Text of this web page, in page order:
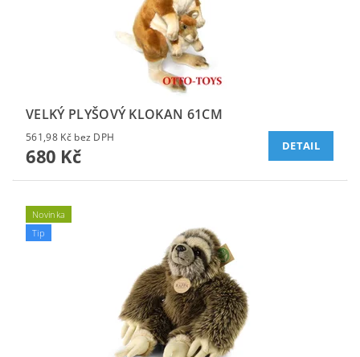
VELKÝ PLYŠOVÝ KLOKAN 61CM
561,98 Kč bez DPH
680 Kč DETAIL
Novinka
Tip